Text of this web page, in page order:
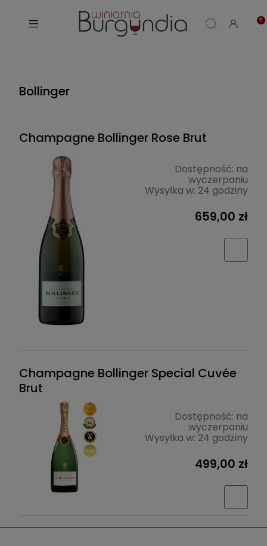
Bollinger
Champagne Bollinger Rose Brut
Dostępność: na
wyczerpaniu
Wysyłka w: 24 godziny
659,00 zł
Champagne Bollinger Special Cuvée
Brut
Dostępność: na
wyczerpaniu
Wysyłka w: 24 godziny
499,00 zł